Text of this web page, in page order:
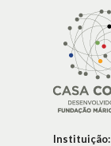
Instituição: